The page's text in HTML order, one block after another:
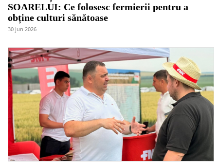
SOARELUI: Ce folosesc fermierii pentru a
obține culturi sănătoase
30 jun 2026